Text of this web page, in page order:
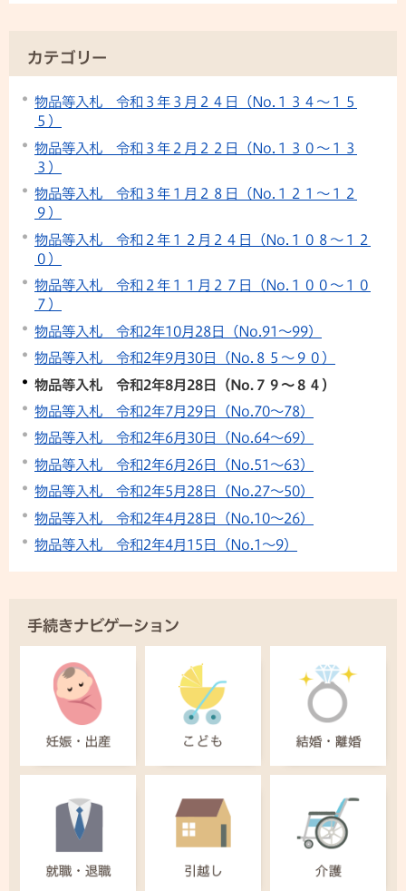
カテゴリー
物品等入札 令和３年３月２４日（No.１３４～１５
５）
物品等入札 令和３年２月２２日（No.１３０～１３
３）
物品等入札 令和３年１月２８日（No.１２１～１２
９）
物品等入札 令和２年１２月２４日（No.１０８～１２
０）
物品等入札 令和２年１１月２７日（No.１００～１０
７）
物品等入札 令和2年10月28日（No.91～99）
物品等入札 令和2年9月30日（No.８５～９０）
物品等入札 令和2年8月28日（No.７９～８４）
物品等入札 令和2年7月29日（No.70～78）
物品等入札 令和2年6月30日（No.64～69）
物品等入札 令和2年6月26日（No.51～63）
物品等入札 令和2年5月28日（No.27～50）
物品等入札 令和2年4月28日（No.10～26）
物品等入札 令和2年4月15日（No.1～9）
手続きナビゲーション